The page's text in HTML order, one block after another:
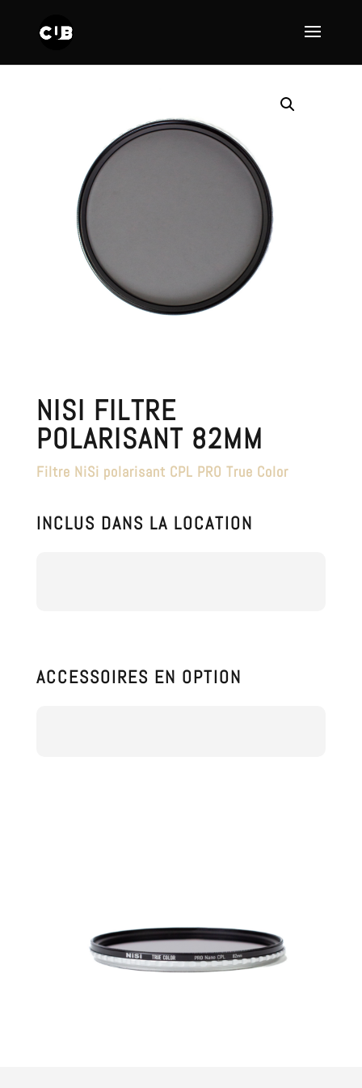
NISI FILTRE
POLARISANT 82MM
Filtre NiSi polarisant CPL PRO True Color
INCLUS DANS LA LOCATION
ACCESSOIRES EN OPTION